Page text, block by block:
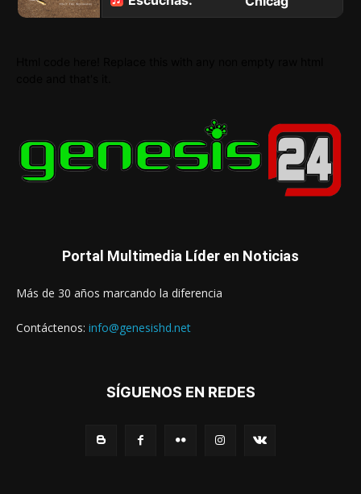
Portal Multimedia Líder en Noticias
Más de 30 años marcando la diferencia
Contáctenos: info@genesishd.net
SÍGUENOS EN REDES